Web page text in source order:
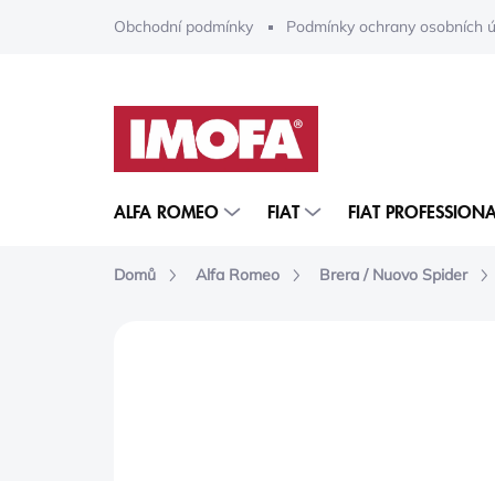
Obchodní podmínky Podmínky ochrany osobních
ALFA ROMEO FIAT FIAT
Domů Alfa Romeo Brera / Nuovo Spider